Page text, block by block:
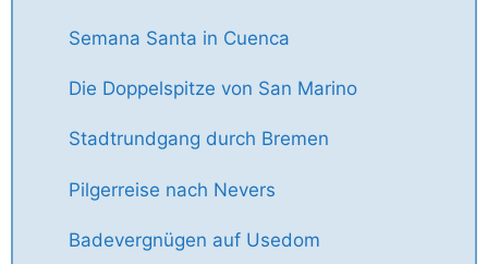
Semana Santa in Cuenca
Die Doppelspitze von San Marino
Stadtrundgang durch Bremen
Pilgerreise nach Nevers
Badevergnügen auf Usedom